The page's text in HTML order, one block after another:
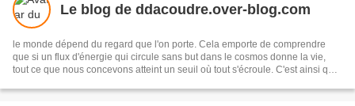
Le blog de ddacoudre.over-blog.com
le monde dépend du regard que l'on porte. Cela emporte de comprendre
que si un flux d'énergie qui circule sans but dans le cosmos donne la vie,
tout ce que nous concevons atteint un seuil où tout s'écroule. C'est ainsi que
qui ne peut développer que la mort qu'il porte.......